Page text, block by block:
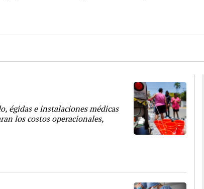
égidas e instalaciones médicas
los costos operacionales,